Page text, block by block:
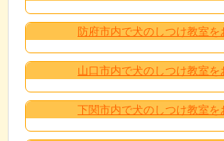
防府市内で犬のしつけ教室を
山口市内で犬のしつけ教室を
下関市内で犬のしつけ教室を